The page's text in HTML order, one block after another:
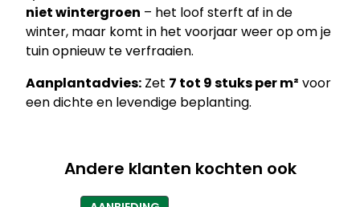
a
t
t
e
n
niet wintergroen – het loof sterft af in de
winter, maar komt in het voorjaar weer op om je
tuin opnieuw te verfraaien.
Aanplantadvies: Zet 7 tot 9 stuks per m² voor
een dichte en levendige beplanting.
Andere klanten kochten ook